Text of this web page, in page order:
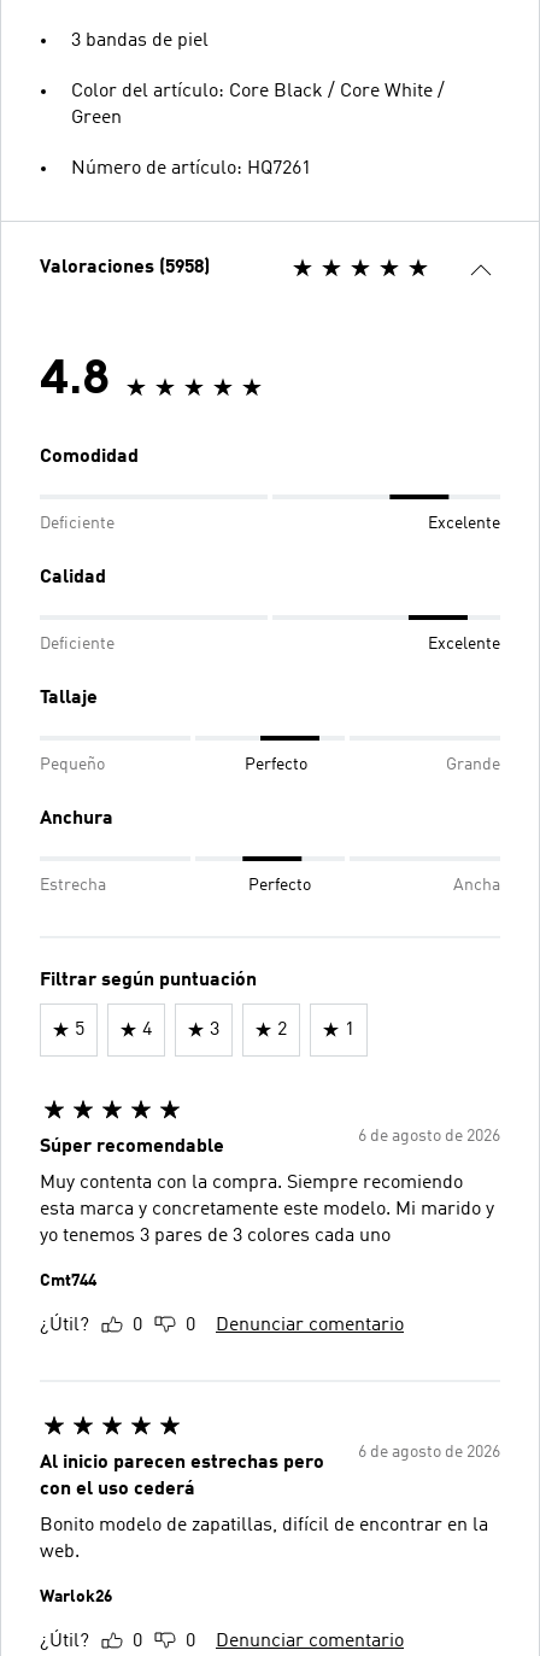
3 bandas de piel
Color del artículo: Core Black / Core White /
Green
Número de artículo: HQ7261
Valoraciones (5958)
4.8
Comodidad
Deficiente Excelente
Calidad
Deficiente Excelente
Tallaje
Pequeño Perfecto Grande
Anchura
Estrecha Perfecto Ancha
Filtrar según puntuación
5 4 3 2 1
6 de agosto de 2026
Súper recomendable
Muy contenta con la compra. Siempre recomiendo
esta marca y concretamente este modelo. Mi marido y
yo tenemos 3 pares de 3 colores cada uno
Cmt744
¿Útil? 0 0 Denunciar comentario
6 de agosto de 2026
Al inicio parecen estrechas pero
con el uso cederá
Bonito modelo de zapatillas, difícil de encontrar en la
web.
Warlok26
¿Útil? 0 0 Denunciar comentario